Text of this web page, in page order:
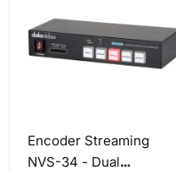
Encoder Streaming
NVS-34 - Dual